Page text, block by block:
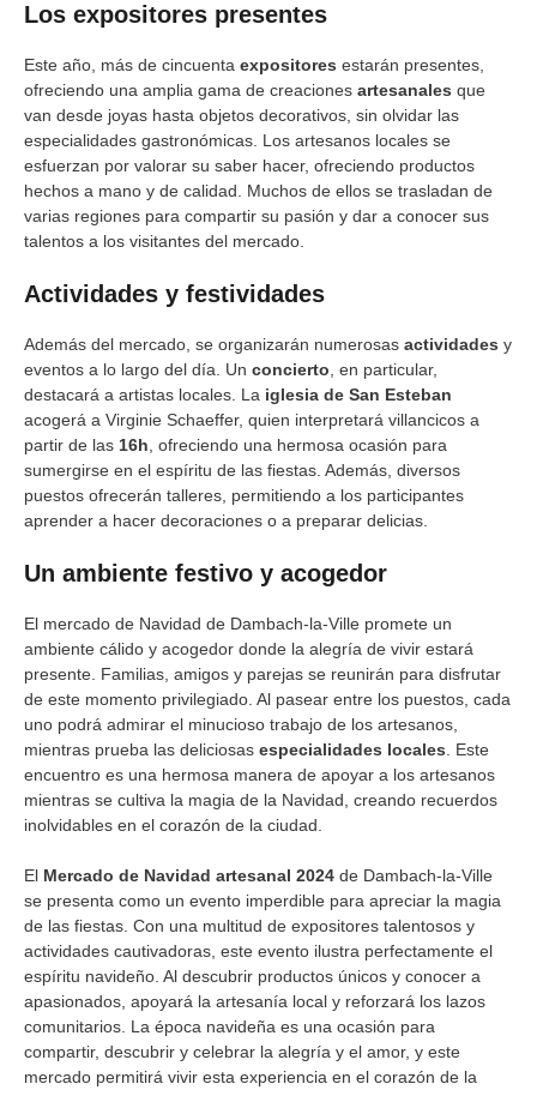
Los expositores presentes
Este año, más de cincuenta expositores estarán presentes,
ofreciendo una amplia gama de creaciones artesanales que
van desde joyas hasta objetos decorativos, sin olvidar las
especialidades gastronómicas. Los artesanos locales se
esfuerzan por valorar su saber hacer, ofreciendo productos
hechos a mano y de calidad. Muchos de ellos se trasladan de
varias regiones para compartir su pasión y dar a conocer sus
talentos a los visitantes del mercado.
Actividades y festividades
Además del mercado, se organizarán numerosas actividades y
eventos a lo largo del día. Un concierto , en particular,
destacará a artistas locales. La iglesia de San Esteban
acogerá a Virginie Schaeffer, quien interpretará villancicos a
partir de las 16h , ofreciendo una hermosa ocasión para
sumergirse en el espíritu de las fiestas. Además, diversos
puestos ofrecerán talleres, permitiendo a los participantes
aprender a hacer decoraciones o a preparar delicias.
Un ambiente festivo y acogedor
El mercado de Navidad de Dambach-la-Ville promete un
ambiente cálido y acogedor donde la alegría de vivir estará
presente. Familias, amigos y parejas se reunirán para disfrutar
de este momento privilegiado. Al pasear entre los puestos, cada
uno podrá admirar el minucioso trabajo de los artesanos,
mientras prueba las deliciosas especialidades locales . Este
encuentro es una hermosa manera de apoyar a los artesanos
mientras se cultiva la magia de la Navidad, creando recuerdos
inolvidables en el corazón de la ciudad.
El Mercado de Navidad artesanal 2024 de Dambach-la-Ville
se presenta como un evento imperdible para apreciar la magia
de las fiestas. Con una multitud de expositores talentosos y
actividades cautivadoras, este evento ilustra perfectamente el
espíritu navideño. Al descubrir productos únicos y conocer a
apasionados, apoyará la artesanía local y reforzará los lazos
comunitarios. La época navideña es una ocasión para
compartir, descubrir y celebrar la alegría y el amor, y este
mercado permitirá vivir esta experiencia en el corazón de la